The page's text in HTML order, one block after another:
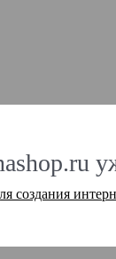
создания